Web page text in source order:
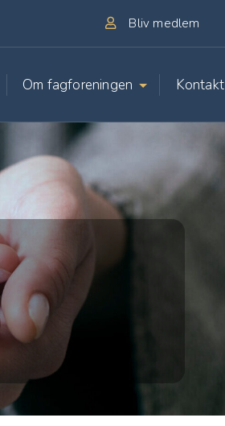
Bliv medlem
Om fagforeningen Kontakt